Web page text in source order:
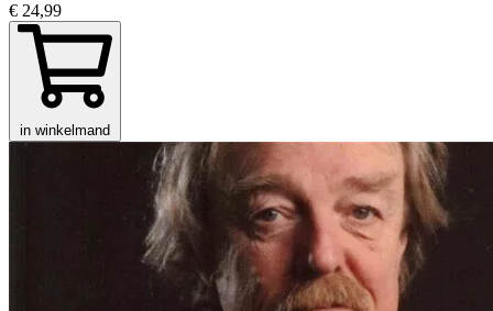
€ 24,99
in winkelmand